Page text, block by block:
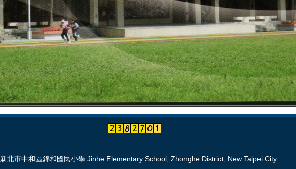
新北市中和區錦和國民小學 Jinhe Elementary School, Zhonghe District, New Taipei City